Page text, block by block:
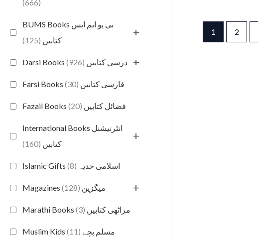
(666)
BUMS Books بی یو ایم ایس
کتابیں (125)
+
Darsi Books درسی کتابیں (926) +
Farsi Books فارسی کتابیں (30)
Fazail Books فضائل کتابیں (20)
International Books انٹرنیشنل
کتابیں (160)
+
Islamic Gifts اسلامی حدیہ (8)
Magazines میگزین (128) +
Marathi Books مراٹھی کتابیں (3)
Muslim Kids مسلم بچے (11)
1 2